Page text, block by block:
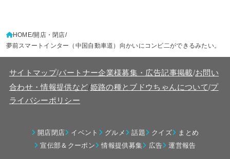
HOME 開店・閉店
夢前スマートインター（中国自動車道）向かいにコンビ二ができるみたい。
サイトマップ/パートナー企業様募集・広告記事掲載/お問い
合わせ・情報提供など/姫路の種とブドウちゃんについて/プ
ライバシーポリシー
開店閉店 イベント グルメ 話題 クイズ
まとめ
宣伝部＆クーポン
情報提供募集 広告 運営報告